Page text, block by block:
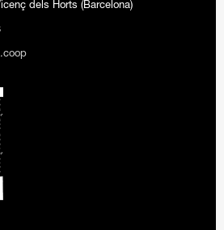
dels Horts (Barcelona)